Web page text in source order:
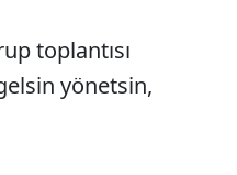
toplantısı
yönetsin,